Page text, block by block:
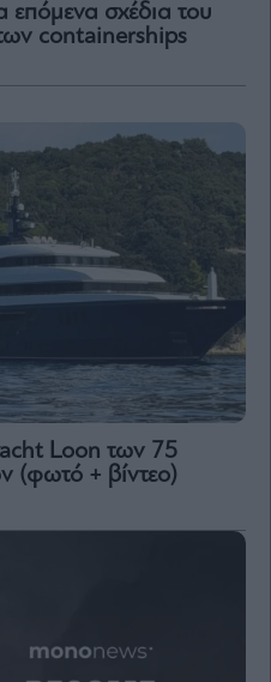
επόμενα σχέδια του
containerships
Loon των 75
(φωτό + βίντεο)